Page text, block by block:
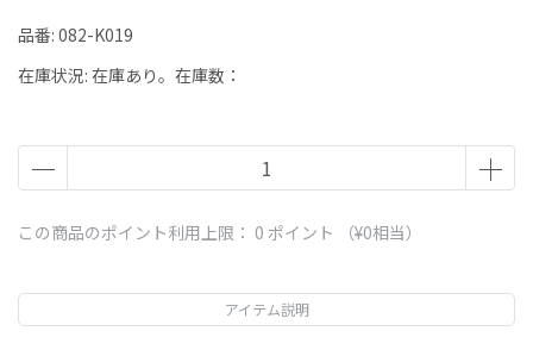
品番: 082-K019
在庫状況: 在庫あり。在庫数：
この商品のポイント利用上限： 0 ポイント （¥0相当）
アイテム説明